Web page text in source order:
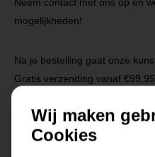
mogelijkheden!
Na je bestelling gaat onze
Gratis verzending vanaf
Specificaties
Wij maken
Cookies